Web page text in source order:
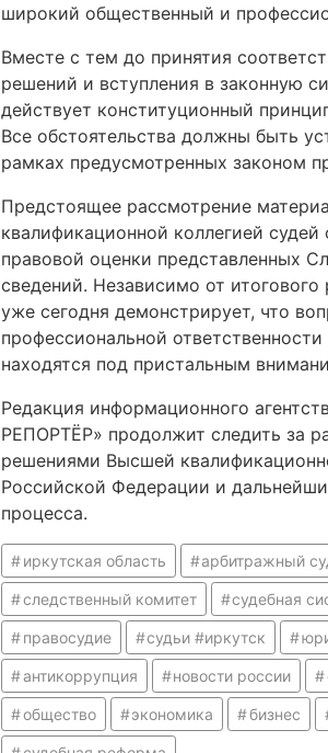
широкий общественный и
Вместе с тем до принятия
решений и вступления в законную
действует конституционный
Все обстоятельства должны быть
рамках предусмотренных законом
Предстоящее рассмотрение
квалификационной коллегией
правовой оценки представленных
сведений. Независимо от
уже сегодня демонстрирует, что
профессиональной
находятся под пристальным
Редакция информационного
РЕПОРТЁР» продолжит следить за
решениями Высшей
Российской Федерации и
процесса.
иркутская область арбитражный
следственный комитет судебная
правосудие судьи #иркутск
антикоррупция новости россии
общество экономика бизнес